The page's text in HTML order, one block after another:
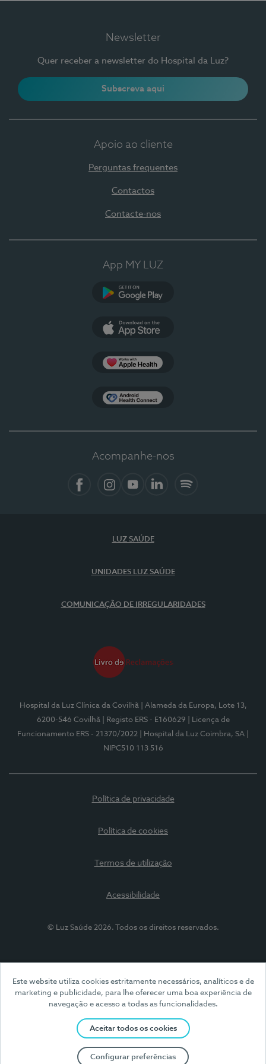
Este website utiliza cookies estritamente necessários, analíticos e de
marketing e publicidade, para lhe oferecer uma boa experiência de
navegação e acesso a todas as funcionalidades.
Aceitar todos os cookies
Configurar preferências
Newsletter
Quer receber a newsletter do Hospital da Luz?
Subscreva aqui
Apoio ao cliente
Perguntas frequentes
Contactos
Contacte-nos
App MY LUZ
Acompanhe-nos
LUZ SAÚDE
UNIDADES LUZ SAÚDE
COMUNICAÇÃO DE IRREGULARIDADES
Hospital da Luz Clínica da Covilhã
| Alameda da Europa, Lote 13,
6200-546 Covilhã
| Registo ERS - E160629
| Licença de
Funcionamento ERS - 21370/2022
| Hospital da Luz Coimbra, SA
NIPC510 113 516
Política de privacidade
Política de cookies
Termos de utilização
Acessibilidade
© Luz Saúde 2026. Todos os direitos reservados.